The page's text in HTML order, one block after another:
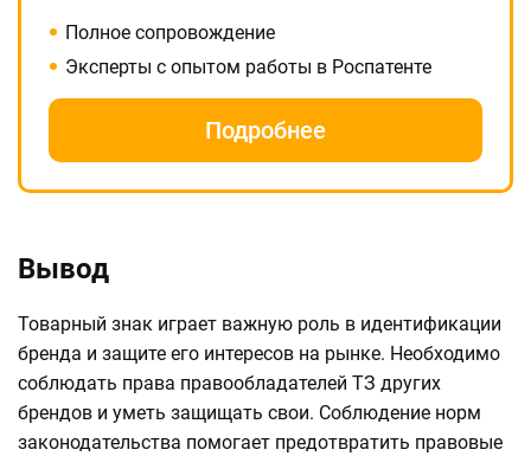
Полное сопровождение
Эксперты с опытом работы в Роспатенте
Подробнее
Вывод
Товарный знак играет важную роль в идентификации
бренда и защите его интересов на рынке. Необходимо
соблюдать права правообладателей ТЗ других
брендов и уметь защищать свои. Соблюдение норм
законодательства помогает предотвратить правовые